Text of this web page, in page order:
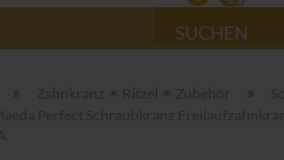
SUCHEN
» »